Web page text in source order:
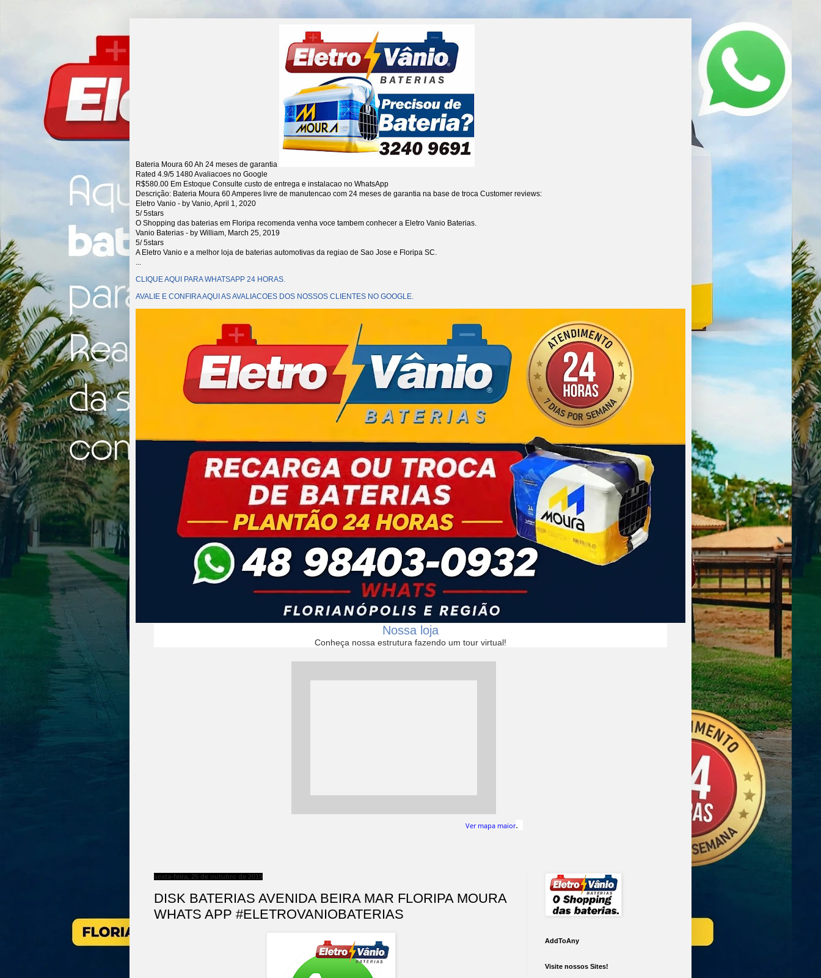
Bateria Moura 60 Ah 24 meses de garantia
Rated 4.9/5 1480Avaliacoes no Google
R$580.00 Em Estoque Consulte custo de entrega e instalacao no WhatsApp
Descrição: Bateria Moura 60 Amperes livre de manutencao com 24 meses de garantia na base de troca Customer reviews:
Eletro Vanio - by Vanio,April 1, 2020
5/5stars
O Shopping das baterias em Floripa recomenda venha voce tambem conhecer a Eletro Vanio Baterias.
Vanio Baterias - by William, March 25, 2019
5/5stars
A Eletro Vanio e a melhor loja de baterias automotivas da regiao de Sao Jose e Floripa SC.
...
CLIQUE AQUI PARA WHATSAPP 24 HORAS.
AVALIE E CONFIRA AQUI AS AVALIACOES DOS NOSSOS CLIENTES NO GOOGLE.
Nossa loja
Conheça nossa estrutura fazendo um tour virtual!
Ver mapa maior.
sexta-feira, 25 de outubro de 2019
DISK BATERIAS AVENIDA BEIRA MAR FLORIPA MOURA
WHATS APP #ELETROVANIOBATERIAS
AddToAny
Visite nossos Sites!